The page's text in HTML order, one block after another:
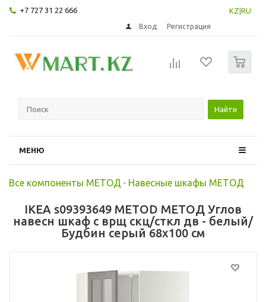
+7 727 31 22 666 KZ RU
Вход Регистрация
Найти
МЕНЮ
Все компоненты МЕТОД - Навесные шкафы МЕТОД
IKEA s09393649 METOD МЕТОД Углов
навесн шкаф с врщ скц/сткл дв - белый/
Будбин серый 68x100 см